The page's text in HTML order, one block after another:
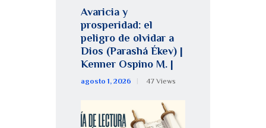
Avaricia y
prosperidad: el
peligro de olvidar a
Dios (Parashá Ékev) |
Kenner Ospino M. |
agosto 1, 2026 47 Views